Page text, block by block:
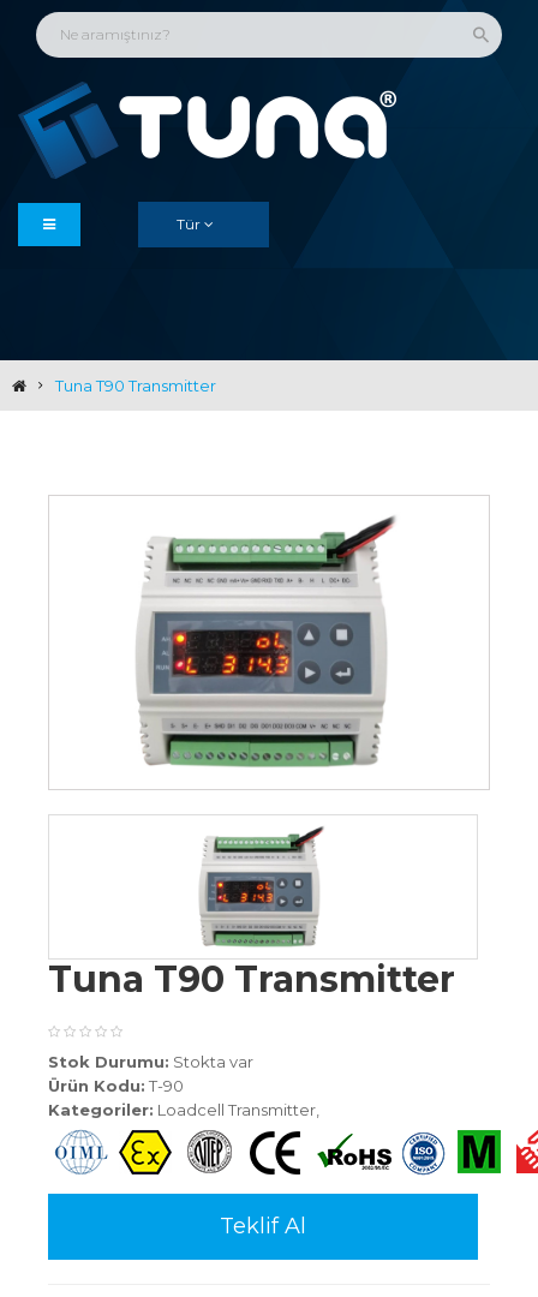
Tür
Tuna T90 Transmitter
Tuna T90 Transmitter
Stok Durumu: Stokta var
Ürün Kodu: T-90
Kategoriler: Loadcell Transmitter,
Teklif Al